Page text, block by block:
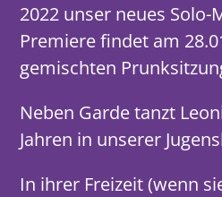
2022 unser neues Solo-
Premiere findet am
gemischten
Neben Garde tanzt
Jahren in unserer
In ihrer Freizeit (wenn